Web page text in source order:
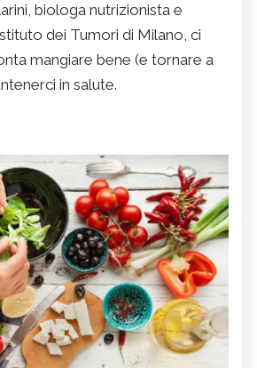
biologa nutrizionista e
dei Tumori di Milano, ci
mangiare bene (e tornare a
in salute.